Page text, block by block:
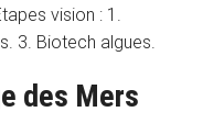
vision : 1.
3. Biotech algues.
des Mers